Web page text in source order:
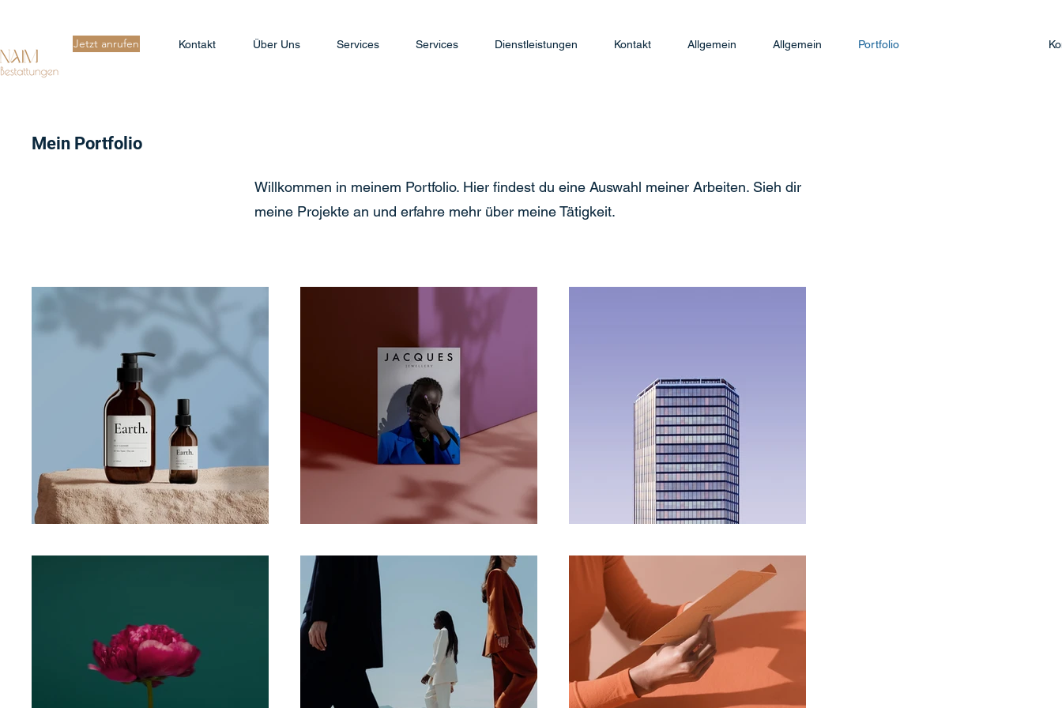
Jetzt anrufen Kontakt Über Uns Services Services Dienstleistungen Kontakt Allgemein Allgemein Portfolio
Mein Portfolio
Willkommen in meinem Portfolio. Hier findest du eine Auswahl meiner Arbeiten. Sieh dir
meine Projekte an und erfahre mehr über meine Tätigkeit.